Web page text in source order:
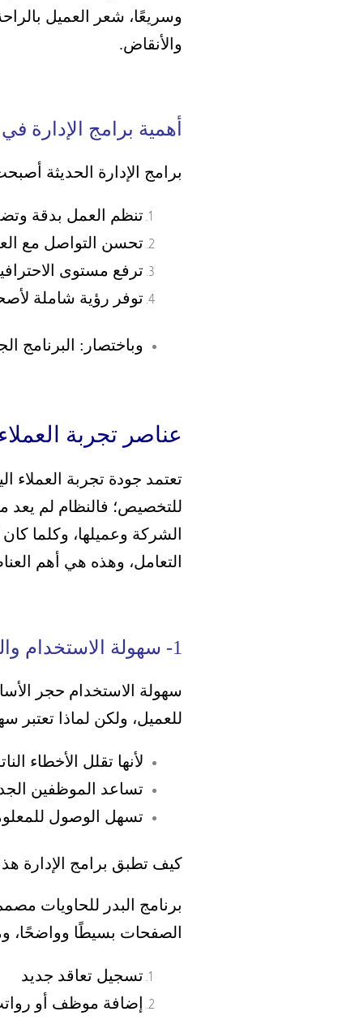
وسريعًا، شعر العميل
والأنقاض.
أهمية برامج الإدارة
برامج الإدارة الحديثة
تنظم العمل بدقة
تحسن التواصل مع
ترفع مستوى
توفر رؤية شاملة
وباختصار: البرنامج
عناصر تجربة
تعتمد جودة تجربة العملاء
للتخصيص؛ فالنظام لم يعد
الشركة وعميلها، وكلما
التعامل، وهذه هي أهم
1- سهولة الاستخدام والتنقل داخل النظام
سهولة الاستخدام حجر
للعميل، ولكن لماذا تعتبر
لأنها تقلل الأخطاء
تساعد الموظفين
تسهل الوصول
كيف تطبق برامج الإدارة
برنامج البدر للحاويات
الصفحات بسيطًا وواضحًا،
تسجيل تعاقد جديد
إضافة موظف أو